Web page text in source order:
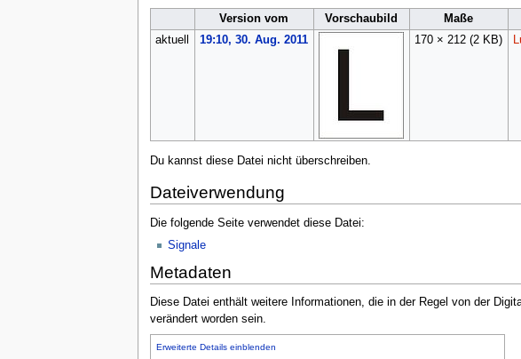
Version vom Vorschaubild Maße
aktuell
19:10, 30. Aug. 2011 170 × 212 (2 KB)
Du kannst diese Datei nicht überschreiben.
Dateiverwendung
Die folgende Seite verwendet diese Datei:
Signale
Metadaten
Diese Datei enthält weitere Informationen, die in der Regel von der
verändert worden sein.
Erweiterte Details einblenden